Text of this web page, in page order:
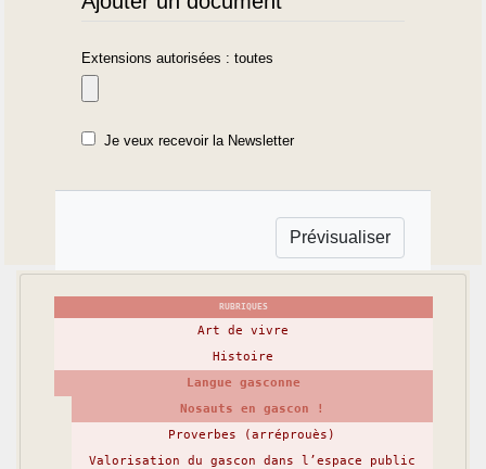
Extensions autorisées : toutes
Je veux recevoir la Newsletter
RUBRIQUES
Art de vivre
Histoire
Langue gasconne
Nosauts en gascon !
Proverbes (arréprouès)
Valorisation du gascon dans l’espace public